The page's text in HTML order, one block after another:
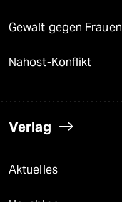
Gewalt gegen Frauen
Nahost-Konflikt
Verlag
Aktuelles